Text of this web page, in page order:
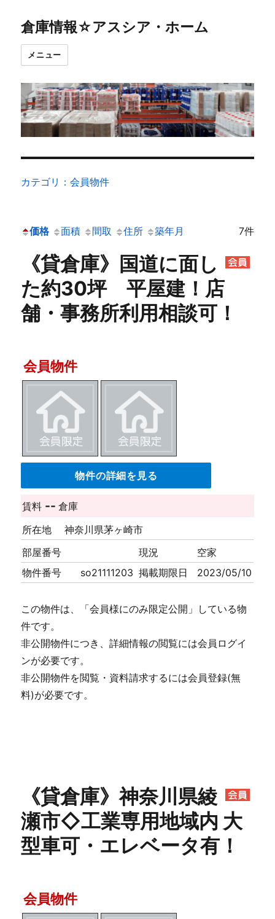
倉庫情報☆アスシア・ホーム
メニュー
カテゴリ：会員物件
価格 面積 間取 住所 築年月 7件
《貸倉庫》国道に面し
た約30坪 平屋建！店
舗・事務所利用相談可！
会員物件
物件の詳細を見る
賃料 --倉庫
所在地
神奈川県茅ヶ崎市
部屋番号
現況
空家
物件番号
so21111203 掲載期限日 2023/05/10
この物件は、「会員様にのみ限定公開」している物
件です。
非公開物件につき、詳細情報の閲覧には会員ログイ
ンが必要です。
非公開物件を閲覧・資料請求するには会員登録(無
料)が必要です。
《貸倉庫》神奈川県綾
瀬市◇工業専用地域内 大
型車可・エレベータ有！
会員物件